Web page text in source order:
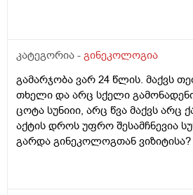
ჰორმონჩანაცვლებითი თერაპია
დაავადებებსა და ალცჰაიმერის
სიმსივნურ პროცესებს უწყობს
საკვერცხეები და უპირველესად,
შეიძლება, მითხრათ_დიდი
გულისხმიერებისთვის!
კატეგორია - გინეკოლოგია
გამარჯობა ვარ 24 წლის. მაქვს
თხელი და არც სქელი
ცოტა სუნიიი, არც წვა მაქვს არც
აქტის დროს უფრო შესამჩნევია
გარდა გინეკოლოგთან ვიზიტისა?
მაინტერესებს პირიდან ამომდის